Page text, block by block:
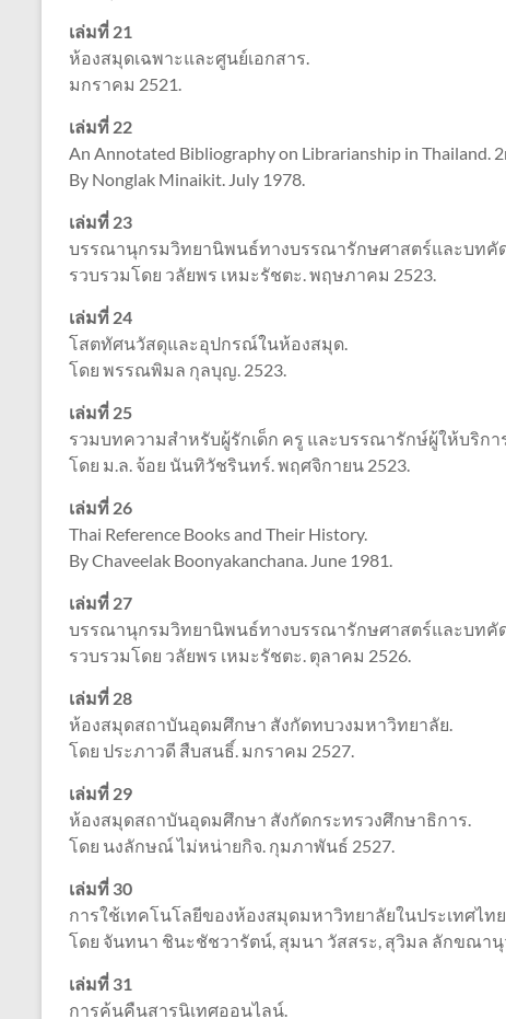
เล่มที่ 21
ห้องสมุดเฉพาะและศูนย์เอกสาร.
มกราคม 2521.
เล่มที่ 22
An Annotated Bibliography on Librarianship in Thailand.
By Nonglak Minaikit. July 1978.
เล่มที่ 23
บรรณานุกรมวิทยานิพนธ์ทางบรรณารักษศาสตร์และบทคั
รวบรวมโดย วลัยพร เหมะรัชตะ. พฤษภาคม 2523.
เล่มที่ 24
โสตทัศนวัสดุและอุปกรณ์ในห้องสมุด.
โดย พรรณพิมล กุลบุญ. 2523.
เล่มที่ 25
รวมบทความสำหรับผู้รักเด็ก ครู และบรรณารักษ์ผู้ให้บริกา
โดย ม.ล. จ้อย นันทิวัชรินทร์. พฤศจิกายน 2523.
เล่มที่ 26
Thai Reference Books and Their History.
By Chaveelak Boonyakanchana. June 1981.
เล่มที่ 27
บรรณานุกรมวิทยานิพนธ์ทางบรรณารักษศาสตร์และบทคัด
รวบรวมโดย วลัยพร เหมะรัชตะ. ตุลาคม 2526.
เล่มที่ 28
ห้องสมุดสถาบันอุดมศึกษา สังกัดทบวงมหาวิทยาลัย.
โดย ประภาวดี สืบสนธิ์. มกราคม 2527.
เล่มที่ 29
ห้องสมุดสถาบันอุดมศึกษา สังกัดกระทรวงศึกษาธิการ.
โดย นงลักษณ์ ไม่หน่ายกิจ. กุมภาพันธ์ 2527.
เล่มที่ 30
การใช้เทคโนโลยีของห้องสมุดมหาวิทยาลัยในประเทศไท
โดย จันทนา ชินะชัชวารัตน์, สุมนา วัสสระ, สุวิมล ลักขณา
เล่มที่ 31
การค้นคืนสารนิเทศออนไลน์.